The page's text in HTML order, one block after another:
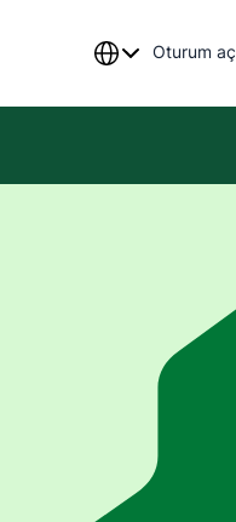
Oturum aç